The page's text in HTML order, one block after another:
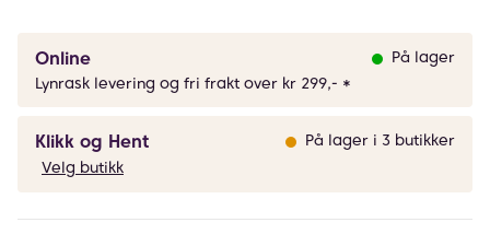
Online
På lager
Lynrask levering og fri frakt over kr 299,- *
Klikk og Hent
På lager i 3 butikker
Velg butikk